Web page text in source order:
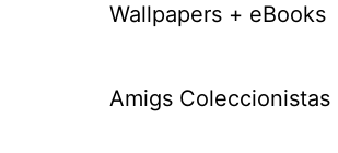
Wallpapers + eBooks
Amigs Coleccionistas